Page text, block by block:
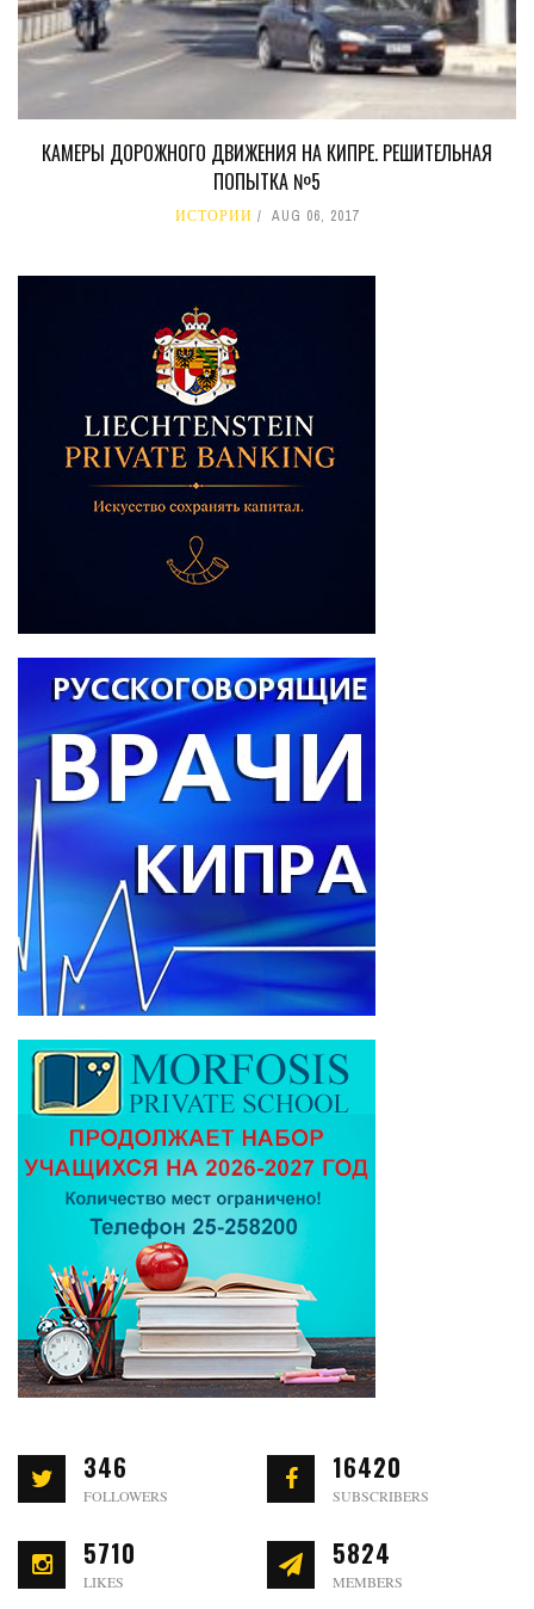
КАМЕРЫ ДОРОЖНОГО ДВИЖЕНИЯ НА КИПРЕ. РЕШИТЕЛЬНАЯ
ПОПЫТКА №5
ИСТОРИИ AUG 06, 2017
346
FOLLOWERS
16420
SUBSCRIBERS
5710
LIKES
5824
MEMBERS